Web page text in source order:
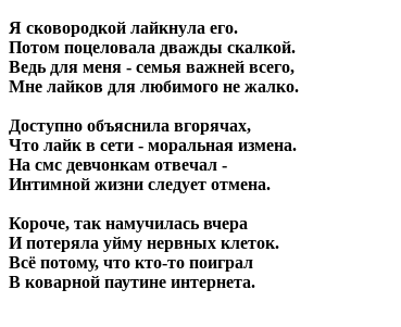
Я сковородкой лайкнула его.
Потом поцеловала дважды скалкой.
Ведь для меня - семья важней всего,
Мне лайков для любимого не жалко.
Доступно объяснила вгорячах,
Что лайк в сети - моральная измена.
На смс девчонкам отвечал -
Интимной жизни следует отмена.
Короче, так намучилась вчера
И потеряла уйму нервных клеток.
Всё потому, что кто-то поиграл
В коварной паутине интернета.